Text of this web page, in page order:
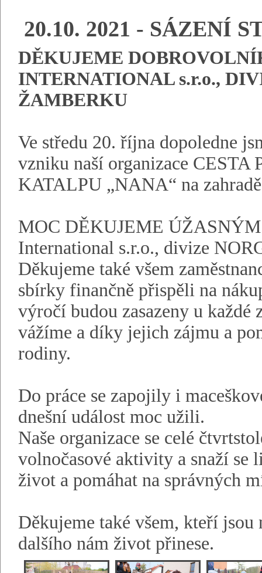
20.10. 2021 - SÁZENÍ
DĚKUJEME
INTERNATIONAL s.r.o.,
ŽAMBERKU
Ve středu 20. října dopoledne
vzniku naší organizace
KATALPU „NANA“ na
MOC DĚKUJEME
International s.r.o., divize
Děkujeme také všem
sbírky finančně přispěli na
výročí budou zasazeny u
vážíme a díky jejich zájmu a
rodiny.
Do práce se zapojily i
dnešní událost moc užili.
Naše organizace se celé
volnočasové aktivity a snaží se
život a pomáhat na správných
Děkujeme také všem, kteří jsou
dalšího nám život přinese.